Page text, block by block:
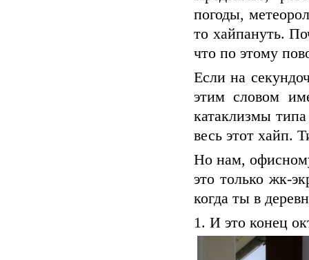
погоды,
то хайпануть.
что по этому
Если на
этим словом
катаклизмы
весь этот хайп.
Но нам,
это только жк-
когда ты в
1. И это конец